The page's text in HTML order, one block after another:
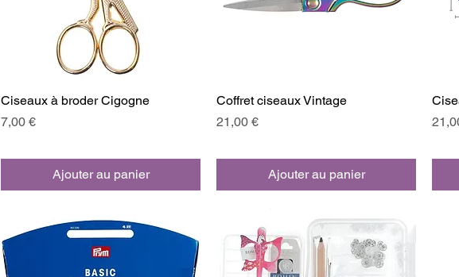
Ciseaux à broder Cigogne
Prix
7,00 €
Ajouter au panier
Coffret ciseaux Vintage
Prix
21,00 €
Ajouter au panier
Prix